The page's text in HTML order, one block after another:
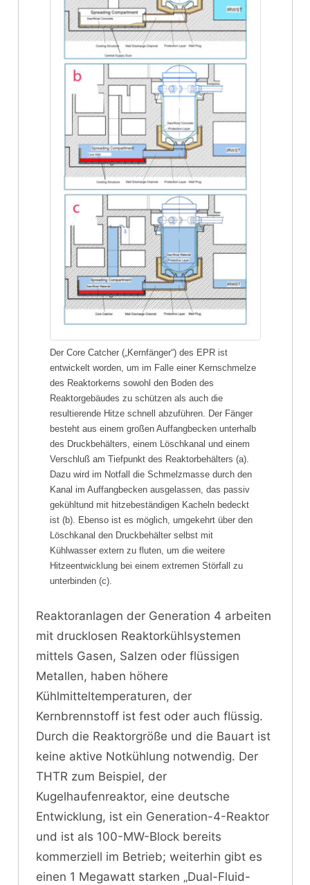
Der Core Catcher („Kernfänger“) des EPR ist
entwickelt worden, um im Falle einer Kernschmelze
des Reaktorkerns sowohl den Boden des
Reaktorgebäudes zu schützen als auch die
resultierende Hitze schnell abzuführen. Der Fänger
besteht aus einem großen Auffangbecken unterhalb
des Druckbehälters, einem Löschkanal und einem
Verschluß am Tiefpunkt des Reaktorbehälters (a).
Dazu wird im Notfall die Schmelzmasse durch den
Kanal im Auffangbecken ausgelassen, das passiv
gekühltund mit hitzebeständigen Kacheln bedeckt
ist (b). Ebenso ist es möglich, umgekehrt über den
Löschkanal den Druckbehälter selbst mit
Kühlwasser extern zu fluten, um die weitere
Hitzeentwicklung bei einem extremen Störfall zu
unterbinden (c).
Reaktoranlagen der Generation 4 arbeiten
mit drucklosen Reaktorkühlsystemen
mittels Gasen, Salzen oder flüssigen
Metallen, haben höhere
Kühlmitteltemperaturen, der
Kernbrennstoff ist fest oder auch flüssig.
Durch die Reaktorgröße und die Bauart ist
keine aktive Notkühlung notwendig. Der
THTR zum Beispiel, der
Kugelhaufenreaktor, eine deutsche
Entwicklung, ist ein Generation-4-Reaktor
und ist als 100-MW-Block bereits
kommerziell im Betrieb; weiterhin gibt es
einen 1 Megawatt starken „Dual-Fluid-